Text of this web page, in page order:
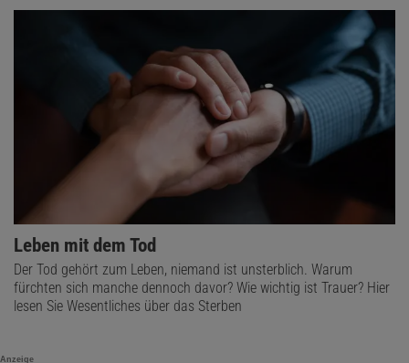
Leben mit dem Tod
Der Tod gehört zum Leben, niemand ist unsterblich. Warum
fürchten sich manche dennoch davor? Wie wichtig ist Trauer? Hier
lesen Sie Wesentliches über das Sterben
Anzeige